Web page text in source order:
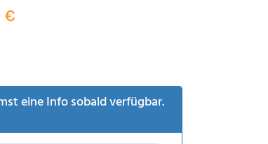
€
eine Info sobald verfügbar.